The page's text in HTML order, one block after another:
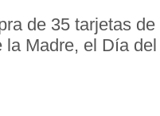
de 35 tarjetas de
la Madre, el Día del